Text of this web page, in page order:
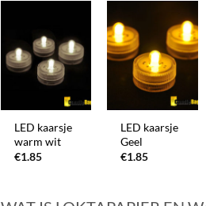
LED kaarsje
warm wit
€1.85
LED kaarsje
Geel
€1.85